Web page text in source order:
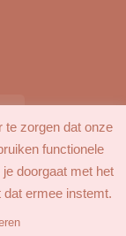
CONTACT
te zorgen dat onze
functionele
doorgaat met het
ermee instemt.